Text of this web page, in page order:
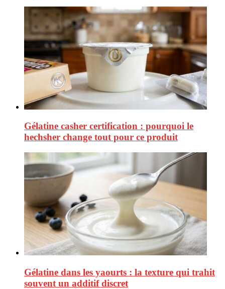
Gélatine casher certification : pourquoi le
hechsher change tout pour ce produit
Gélatine dans les yaourts : la texture qui trahit
souvent un additif discret